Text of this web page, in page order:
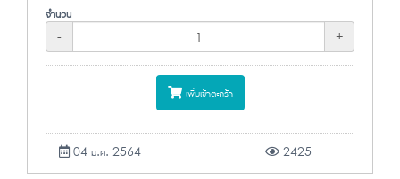
จำนวน
-
+
เพิ่มเข้าตะกร้า
04 ม.ค. 2564 2425